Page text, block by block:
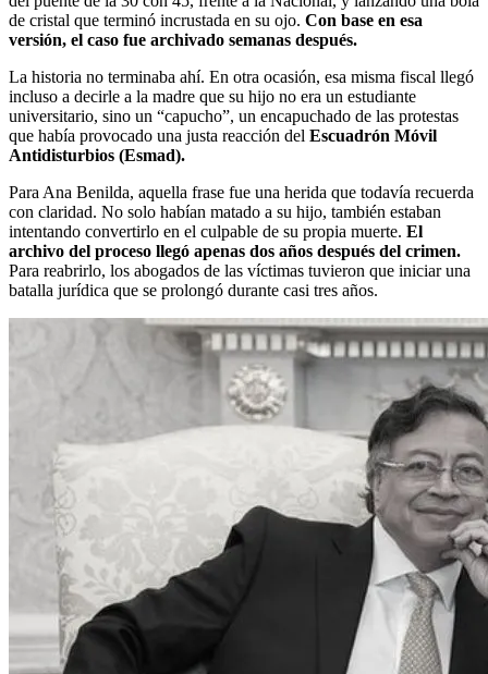
de cristal que terminó incrustada en su ojo. Con base en esa
versión, el caso fue archivado semanas después.
La historia no terminaba ahí. En otra ocasión, esa misma fiscal llegó
incluso a decirle a la madre que su hijo no era un estudiante
universitario, sino un “capucho”, un encapuchado de las protestas
que había provocado una justa reacción del Escuadrón Móvil
Antidisturbios (Esmad).
Para Ana Benilda, aquella frase fue una herida que todavía recuerda
con claridad. No solo habían matado a su hijo, también estaban
intentando convertirlo en el culpable de su propia muerte. El
archivo del proceso llegó apenas dos años después del crimen.
Para reabrirlo, los abogados de las víctimas tuvieron que iniciar una
batalla jurídica que se prolongó durante casi tres años.